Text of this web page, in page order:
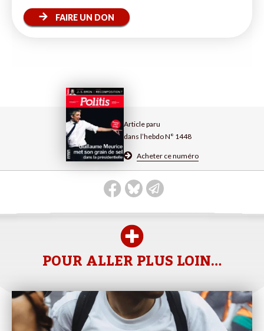
Article paru
dans l’hebdo N° 1448
Acheter ce numéro
FAIRE UN DON
POUR ALLER PLUS LOIN…